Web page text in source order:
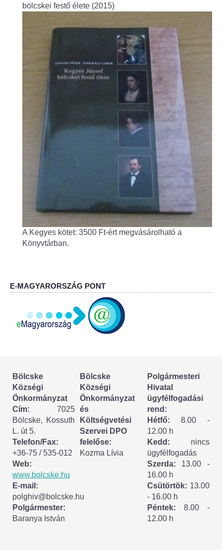
Óvodakert
Egészségügy
Háziorvos
Fogorvos
Védőnői szolgálat
Központi orvosi ügyelet
Alapszolgáltatási Központ
Kultúra
IKSZT - Integrált Közösségi és Szolgáltató Tér
Könyvtár
Rákóczi Mozi
ESEMÉNYEK
TESTVÉRTELEPÜLÉSÜNK:
CSÍKSZÉPVÍZ
VÁLASZTÁSI INFORMÁCIÓK
Választási szervek
Választási ügyintézés
2024. évi általános választások
bölcskei festő élete (2015)
A Kegyes kötet: 3500 Ft-ért megvásárolható a
Könyvtárban.
E-MAGYARORSZÁG PONT
Bölcske
Községi
Önkormányzat
Cím: 7025
Bölcske, Kossuth
L. út 5.
Telefon/Fax:
+36-75 / 535-012
Web:
www.bolcske.hu
E-mail:
polghiv@bolcske.hu
Polgármester:
Baranya István
Bölcske
Községi
Önkormányzat
és
Költségvetési
Szervei DPO
felelőse:
Kozma Lívia
Polgármesteri
Hivatal
ügyfélfogadási
rend:
Hétfő: 8.00 -
12.00 h
Kedd: nincs
ügyfélfogadás
Szerda: 13.00 -
16.00 h
Csütörtök: 13.00
- 16.00 h
Péntek: 8.00 -
12.00 h